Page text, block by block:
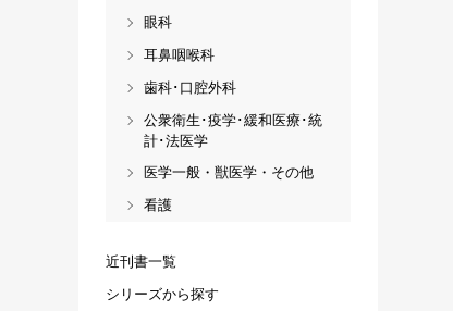
眼科
耳鼻咽喉科
歯科･口腔外科
公衆衛生･疫学･緩和医療･統
計･法医学
医学一般・獣医学・その他
看護
近刊書一覧
シリーズから探す